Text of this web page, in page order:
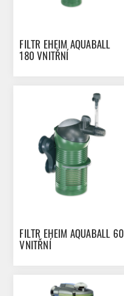
FILTR EHEIM AQUABALL
180 VNITŘNÍ
FILTR EHEIM AQUABALL 60
VNITŘNÍ